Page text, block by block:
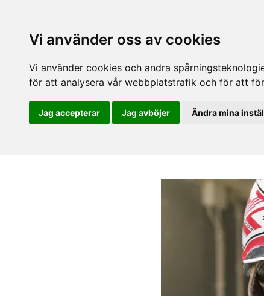
Vi använder oss av cookies
Vi använder cookies och andra
för att analysera vår webbplatstrafik och för att
Jag accepterar Jag avböjer Ändra mina